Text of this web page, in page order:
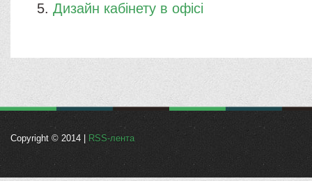
Дизайн кабінету в офісі
Copyright © 2014 | RSS-лента